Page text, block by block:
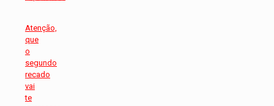
Atenção,
que
o
segundo
recado
vai
te